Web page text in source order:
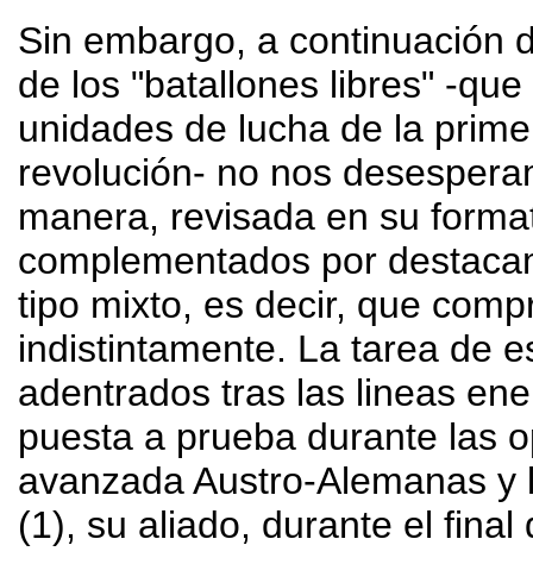
Sin embargo, a continuación
de los "batallones libres" -
unidades de lucha de la
revolución- no nos
manera, revisada en su
complementados por
tipo mixto, es decir, que
indistintamente. La tarea de
adentrados tras las lineas
puesta a prueba durante las
avanzada Austro-Alemanas
(1), su aliado, durante el